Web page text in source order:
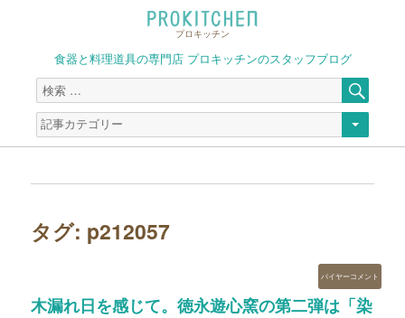
プロキッチン
食器と料理道具の専門店 プロキッチンのスタッフブログ
検
索
対
象:
索
タグ: p212057
木漏れ日を感じて。徳永遊心窯の第二弾は「染
カ
テ
ゴ
バイヤーコメント